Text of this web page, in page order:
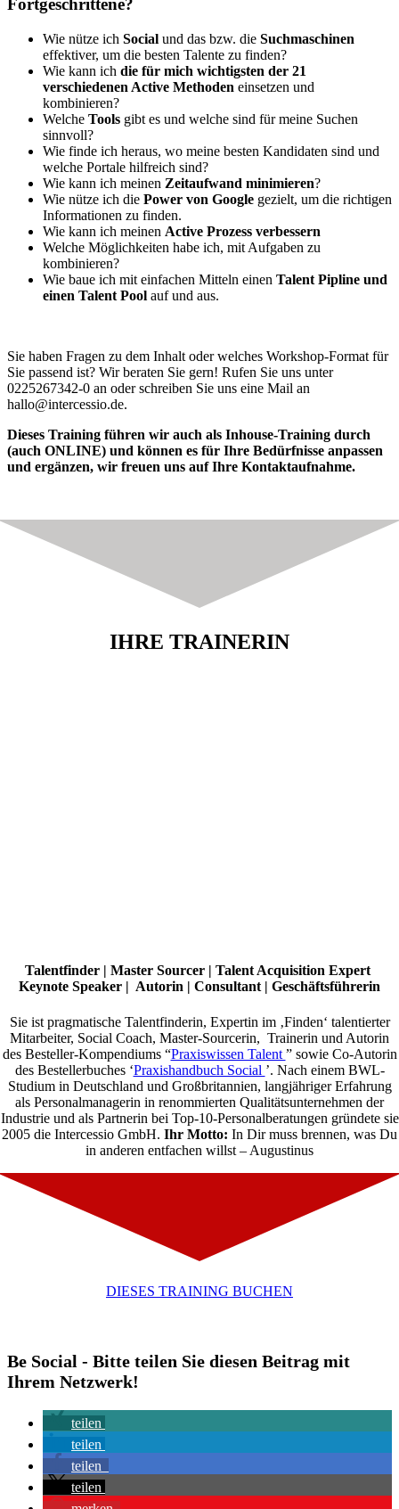
Fortgeschrittene?
Wie nütze ich Social und das bzw. die Suchmaschinen
effektiver, um die besten Talente zu finden?
Wie kann ich die für mich wichtigsten der 21
verschiedenen Active Methoden einsetzen und
kombinieren?
Welche Tools gibt es und welche sind für meine Suchen
sinnvoll?
Wie finde ich heraus, wo meine besten Kandidaten sind und
welche Portale hilfreich sind?
Wie kann ich meinen Zeitaufwand minimieren?
Wie nütze ich die Power von Google gezielt, um die richtigen
Informationen zu finden.
Wie kann ich meinen Active Prozess verbessern
Welche Möglichkeiten habe ich, mit Aufgaben zu
kombinieren?
Wie baue ich mit einfachen Mitteln einen Talent Pipline und
einen Talent Pool auf und aus.
Sie haben Fragen zu dem Inhalt oder welches Workshop-Format für
Sie passend ist? Wir beraten Sie gern! Rufen Sie uns unter
0225267342-0 an oder schreiben Sie uns eine Mail an
hallo@intercessio.de.
Dieses Training führen wir auch als Inhouse-Training durch
(auch ONLINE) und können es für Ihre Bedürfnisse anpassen
und ergänzen, wir freuen uns auf Ihre Kontaktaufnahme.
IHRE TRAINERIN
Talentfinder | Master Sourcer | Talent Acquisition Expert
Keynote Speaker | Autorin | Consultant | Geschäftsführerin
Sie ist pragmatische Talentfinderin, Expertin im ‚Finden‘ talentierter
Mitarbeiter, Social Coach, Master-Sourcerin, Trainerin und Autorin
des Besteller-Kompendiums “Praxiswissen Talent ” sowie Co-Autorin
des Bestellerbuches ‘Praxishandbuch Social ’. Nach einem BWL-
Studium in Deutschland und Großbritannien, langjähriger Erfahrung
als Personalmanagerin in renommierten Qualitätsunternehmen der
Industrie und als Partnerin bei Top-10-Personalberatungen gründete sie
2005 die Intercessio GmbH. Ihr Motto: In Dir muss brennen, was Du
in anderen entfachen willst – Augustinus
DIESES TRAINING BUCHEN
Be Social - Bitte teilen Sie diesen Beitrag mit
Ihrem Netzwerk!
teilen
teilen
teilen
teilen